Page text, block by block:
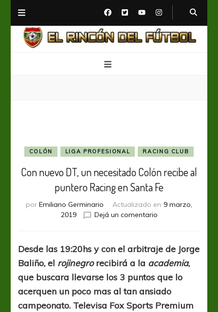
COLÓN LIGA PROFESIONAL RACING CLUB
Con nuevo DT, un necesitado Colón recibe al
puntero Racing en Santa Fe
por Emiliano Germinario Actualizado en 9 marzo,
2019
Dejá un comentarioen
DT,
un
necesitado
Colón
recibe
al
puntero
Desde las 19:20hs y con el arbitraje de Jorge
Baliño, el rojinegrorecibirá a la academia,
que buscara llevarse los 3 puntos que lo
acerquen un poco mas al tan ansiado
campeonato. Televisa Fox Sports Premium